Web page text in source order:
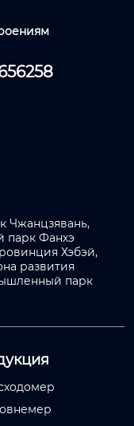
Чжанцзявань,
парк Фанхэ
Хэбэй,
развития
парк